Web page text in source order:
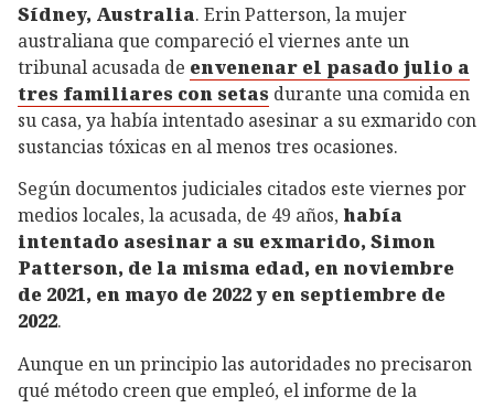
Sídney, Australia. Erin Patterson, la mujer
australiana que compareció el viernes ante un
tribunal acusada de envenenar el pasado julio a
tres familiares con setas durante una comida en
su casa, ya había intentado asesinar a su exmarido con
sustancias tóxicas en al menos tres ocasiones.
Según documentos judiciales citados este viernes por
medios locales, la acusada, de 49 años, había
intentado asesinar a su exmarido, Simon
Patterson, de la misma edad, en noviembre
de 2021, en mayo de 2022 y en septiembre de
2022.
Aunque en un principio las autoridades no precisaron
qué método creen que empleó, el informe de la